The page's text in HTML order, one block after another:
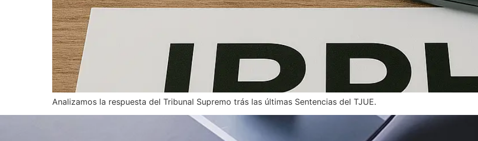
Analizamos la respuesta del Tribunal Supremo trás las últimas Sentencias del TJUE.